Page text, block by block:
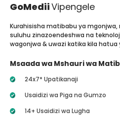
GoMediiVipengele
Kurahisisha matibabu ya mgonjwa,
suluhu zinazoendeshwa na
wagonjwa & uwazi katika kila
Msaada wa Mshauri wa
24x7* Upatikanaji
Usaidizi wa Piga na Gumzo
14+ Usaidizi wa Lugha